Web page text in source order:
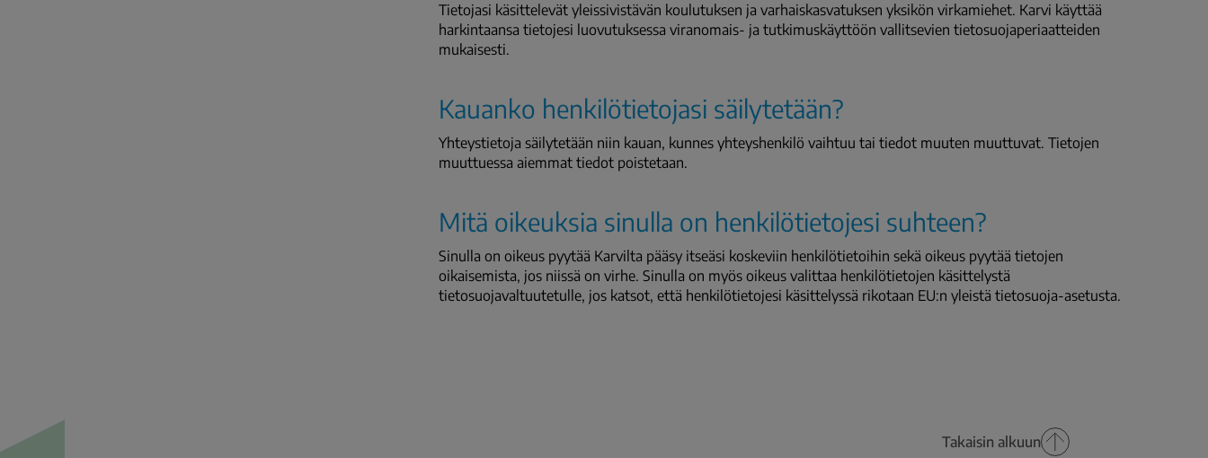
Tietojasi käsittelevät yleissivistävän koulutuksen ja varhaiskasvatuksen yksikön virkamiehet. Karvi käyttää
harkintaansa tietojesi luovutuksessa viranomais- ja tutkimuskäyttöön vallitsevien tietosuojaperiaatteiden
mukaisesti.
Kauanko henkilötietojasi säilytetään?
Yhteystietoja säilytetään niin kauan, kunnes yhteyshenkilö vaihtuu tai tiedot muuten muuttuvat. Tietojen
muuttuessa aiemmat tiedot poistetaan.
Mitä oikeuksia sinulla on henkilötietojesi suhteen?
Sinulla on oikeus pyytää Karvilta pääsy itseäsi koskeviin henkilötietoihin sekä oikeus pyytää tietojen
oikaisemista, jos niissä on virhe. Sinulla on myös oikeus valittaa henkilötietojen käsittelystä
tietosuojavaltuutetulle, jos katsot, että henkilötietojesi käsittelyssä rikotaan EU:n yleistä tietosuoja-asetusta.
Takaisin alkuun